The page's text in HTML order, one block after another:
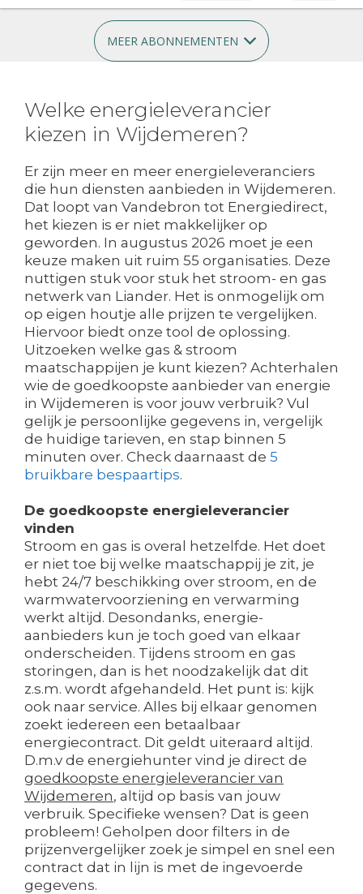
MEER ABONNEMENTEN
Welke energieleverancier
kiezen in Wijdemeren?
Er zijn meer en meer energieleveranciers
die hun diensten aanbieden in Wijdemeren.
Dat loopt van Vandebron tot Energiedirect,
het kiezen is er niet makkelijker op
geworden. In augustus 2026 moet je een
keuze maken uit ruim 55 organisaties. Deze
nuttigen stuk voor stuk het stroom- en gas
netwerk van Liander. Het is onmogelijk om
op eigen houtje alle prijzen te vergelijken.
Hiervoor biedt onze tool de oplossing.
Uitzoeken welke gas & stroom
maatschappijen je kunt kiezen? Achterhalen
wie de goedkoopste aanbieder van energie
in Wijdemeren is voor jouw verbruik? Vul
gelijk je persoonlijke gegevens in, vergelijk
de huidige tarieven, en stap binnen 5
minuten over. Check daarnaast de 5
bruikbare bespaartips.
De goedkoopste energieleverancier
vinden
Stroom en gas is overal hetzelfde. Het doet
er niet toe bij welke maatschappij je zit, je
hebt 24/7 beschikking over stroom, en de
warmwatervoorziening en verwarming
werkt altijd. Desondanks, energie-
aanbieders kun je toch goed van elkaar
onderscheiden. Tijdens stroom en gas
storingen, dan is het noodzakelijk dat dit
z.s.m. wordt afgehandeld. Het punt is: kijk
ook naar service. Alles bij elkaar genomen
zoekt iedereen een betaalbaar
energiecontract. Dit geldt uiteraard altijd.
D.m.v de energiehunter vind je direct de
goedkoopste energieleverancier van
Wijdemeren, altijd op basis van jouw
verbruik. Specifieke wensen? Dat is geen
probleem! Geholpen door filters in de
prijzenvergelijker zoek je simpel en snel een
contract dat in lijn is met de ingevoerde
gegevens.